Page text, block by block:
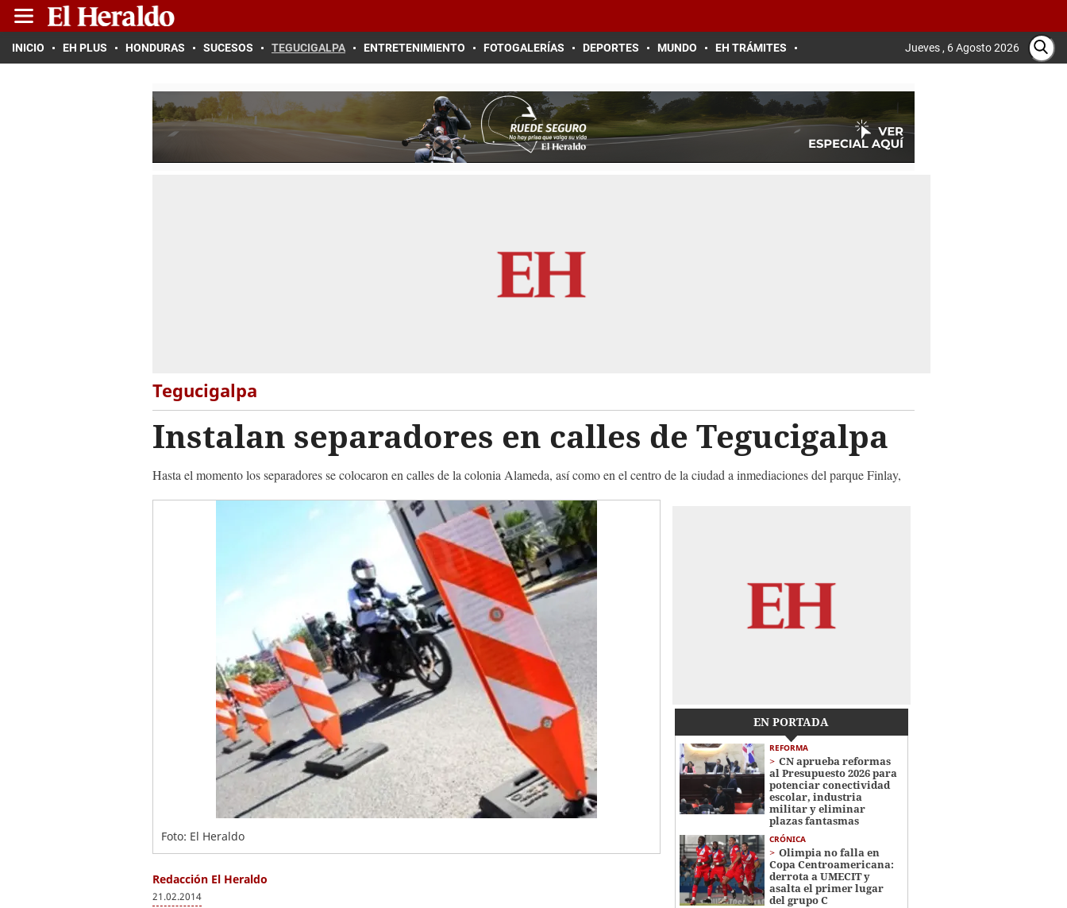
INICIO EH PLUS HONDURAS SUCESOS TEGUCIGALPA ENTRETENIMIENTO FOTOGALERÍAS DEPORTES MUNDO EH TRÁMITES Jueves , 6 Agosto 2026
Tegucigalpa
Instalan separadores en calles de Tegucigalpa
Hasta el momento los separadores se colocaron en calles de la colonia Alameda, así como en el centro de la ciudad a inmediaciones del parque Finlay,
Foto: El Heraldo
Redacción El Heraldo
21.02.2014
EN PORTADA
REFORMA
CN aprueba reformas
al Presupuesto 2026 para
potenciar conectividad
escolar, industria
militar y eliminar
plazas fantasmas
CRÓNICA
Olimpia no falla en
Copa Centroamericana:
derrota a UMECIT y
asalta el primer lugar
del grupo C